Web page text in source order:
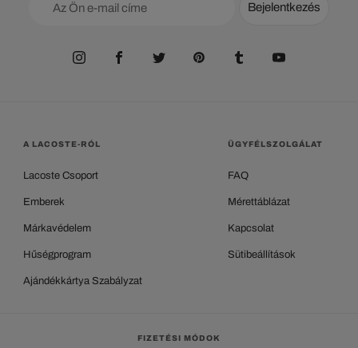
Bejelentkezés
A LACOSTE-RÓL
Lacoste Csoport
Emberek
Márkavédelem
Hűségprogram
Ajándékkártya Szabályzat
ÜGYFÉLSZOLGÁLAT
FAQ
Mérettáblázat
Kapcsolat
Sütibeállítások
FIZETÉSI MÓDOK